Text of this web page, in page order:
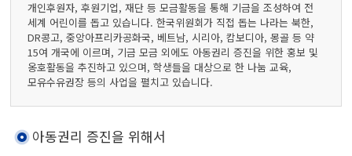
개인후원자, 후원기업, 재단 등 모금활동을 통해 기금을 조성하여 전
세계 어린이를 돕고 있습니다. 한국위원회가 직접 돕는 나라는 북한,
DR콩고, 중앙아프리카공화국, 베트남, 시리아, 캄보디아, 몽골 등 약
15여 개국에 이르며, 기금 모금 외에도 아동권리 증진을 위한 홍보 및
옹호활동을 추진하고 있으며, 학생들을 대상으로 한 나눔 교육,
모유수유권장 등의 사업을 펼치고 있습니다.
아동권리 증진을 위해서